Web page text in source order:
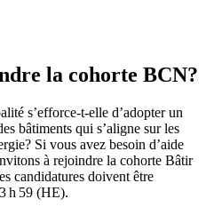
la cohorte BCN?
s’efforce-t-elle d’adopter un
bâtiments qui s’aligne sur les
Si vous avez besoin d’aide
à rejoindre la cohorte Bâtir
candidatures doivent être
h 59 (HE).